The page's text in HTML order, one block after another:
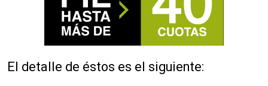
El detalle de éstos es el siguiente: